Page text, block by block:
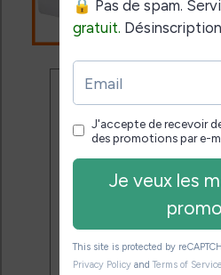
Ne rate plus
promo liseuse !
Rejoins 3500
reçoivent chaque
meilleures promos
pour bien choisir et